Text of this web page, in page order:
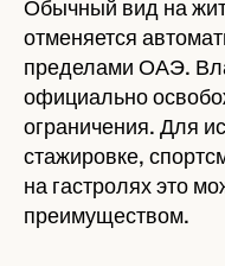
Обычный вид на
отменяется
пределами ОАЭ.
официально
ограничения. Для
стажировке,
на гастролях это
преимуществом.